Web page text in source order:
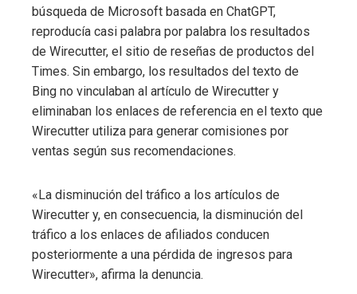
búsqueda de Microsoft basada en ChatGPT,
reproducía casi palabra por palabra los resultados
de Wirecutter, el sitio de reseñas de productos del
Times. Sin embargo, los resultados del texto de
Bing no vinculaban al artículo de Wirecutter y
eliminaban los enlaces de referencia en el texto que
Wirecutter utiliza para generar comisiones por
ventas según sus recomendaciones.
«La disminución del tráfico a los artículos de
Wirecutter y, en consecuencia, la disminución del
tráfico a los enlaces de afiliados conducen
posteriormente a una pérdida de ingresos para
Wirecutter», afirma la denuncia.